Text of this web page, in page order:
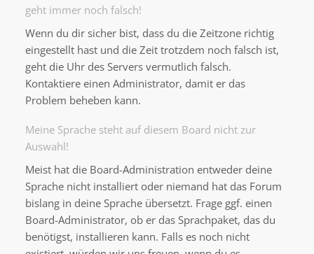
geht immer noch falsch!
Wenn du dir sicher bist, dass du die Zeitzone richtig
eingestellt hast und die Zeit trotzdem noch falsch ist,
geht die Uhr des Servers vermutlich falsch.
Kontaktiere einen Administrator, damit er das
Problem beheben kann.
Meine Sprache steht auf diesem Board nicht zur
Auswahl!
Meist hat die Board-Administration entweder deine
Sprache nicht installiert oder niemand hat das Forum
bislang in deine Sprache übersetzt. Frage ggf. einen
Board-Administrator, ob er das Sprachpaket, das du
benötigst, installieren kann. Falls es noch nicht